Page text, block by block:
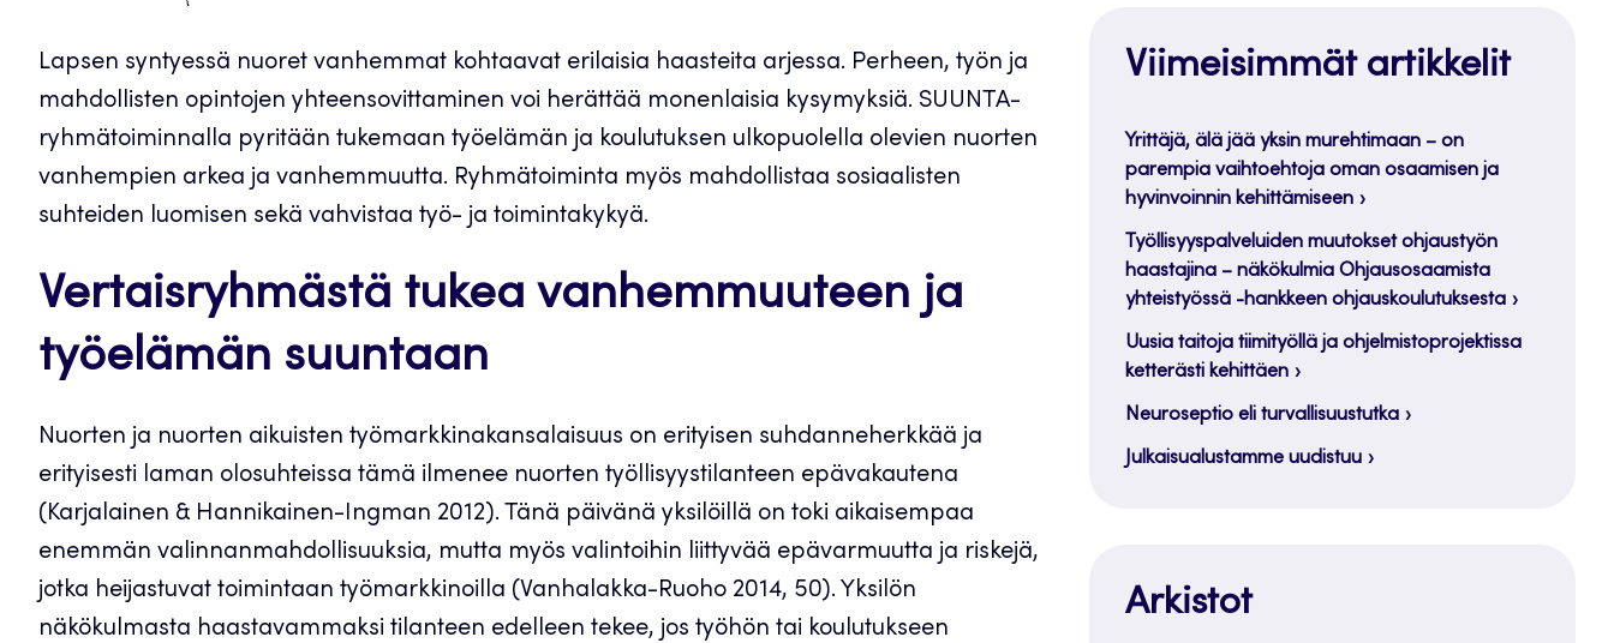
Lapsen syntyessä nuoret vanhemmat kohtaavat erilaisia haasteita arjessa. Perheen, työn ja
mahdollisten opintojen yhteensovittaminen voi herättää monenlaisia kysymyksiä. SUUNTA-
ryhmätoiminnalla pyritään tukemaan työelämän ja koulutuksen ulkopuolella olevien nuorten
vanhempien arkea ja vanhemmuutta. Ryhmätoiminta myös mahdollistaa sosiaalisten
suhteiden luomisen sekä vahvistaa työ- ja toimintakykyä.
Vertaisryhmästä tukea vanhemmuuteen ja
työelämän suuntaan
Nuorten ja nuorten aikuisten työmarkkinakansalaisuus on erityisen suhdanneherkkää ja
erityisesti laman olosuhteissa tämä ilmenee nuorten työllisyystilanteen epävakautena
(Karjalainen & Hannikainen-Ingman 2012). Tänä päivänä yksilöillä on toki aikaisempaa
enemmän valinnanmahdollisuuksia, mutta myös valintoihin liittyvää epävarmuutta ja riskejä,
jotka heijastuvat toimintaan työmarkkinoilla (Vanhalakka-Ruoho 2014, 50). Yksilön
näkökulmasta haastavammaksi tilanteen edelleen tekee, jos työhön tai koulutukseen
Viimeisimmät artikkelit
Yrittäjä, älä jää yksin murehtimaan – on
parempia vaihtoehtoja oman osaamisen ja
hyvinvoinnin kehittämiseen
Työllisyyspalveluiden muutokset ohjaustyön
haastajina – näkökulmia Ohjausosaamista
yhteistyössä -hankkeen ohjauskoulutuksesta
Uusia taitoja tiimityöllä ja ohjelmistoprojektissa
ketterästi kehittäen
Neuroseptio eli turvallisuustutka
Julkaisualustamme uudistuu
Arkistot